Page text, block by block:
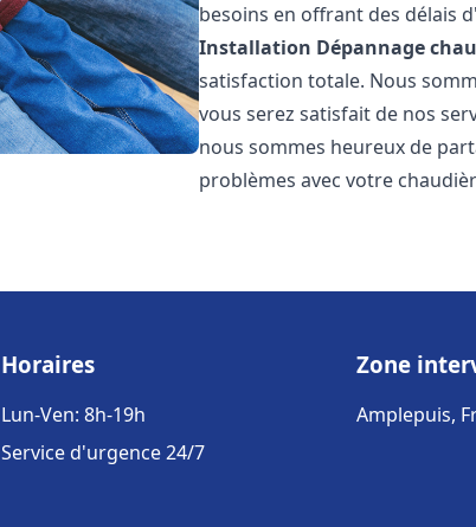
besoins en offrant des délais
Installation Dépannage
satisfaction totale. Nous
vous serez satisfait de nos
nous sommes heureux de
problèmes avec votre
Horaires
Lun-Ven: 8h-19h
Service d'urgence 24/7
Zone
Amplepuis,